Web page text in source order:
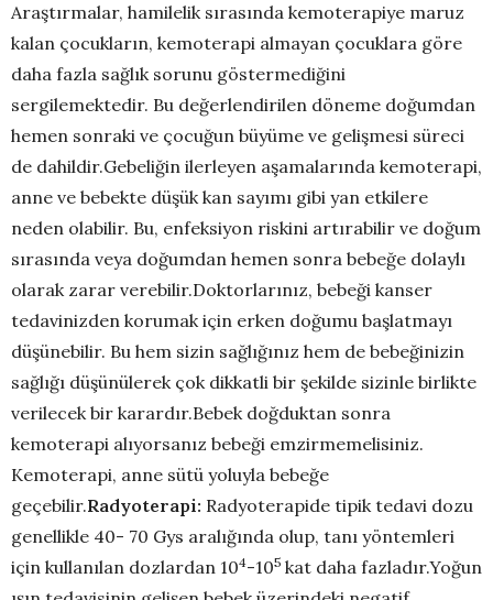
Araştırmalar, hamilelik sırasında kemoterapiye maruz
kalan çocukların, kemoterapi almayan çocuklara göre
daha fazla sağlık sorunu göstermediğini
sergilemektedir. Bu değerlendirilen döneme doğumdan
hemen sonraki ve çocuğun büyüme ve gelişmesi süreci
de dahildir.Gebeliğin ilerleyen aşamalarında kemoterapi,
anne ve bebekte düşük kan sayımı gibi yan etkilere
neden olabilir. Bu, enfeksiyon riskini artırabilir ve doğum
sırasında veya doğumdan hemen sonra bebeğe dolaylı
olarak zarar verebilir.Doktorlarınız, bebeği kanser
tedavinizden korumak için erken doğumu başlatmayı
düşünebilir. Bu hem sizin sağlığınız hem de bebeğinizin
sağlığı düşünülerek çok dikkatli bir şekilde sizinle birlikte
verilecek bir karardır.Bebek doğduktan sonra
kemoterapi alıyorsanız bebeği emzirmemelisiniz.
Kemoterapi, anne sütü yoluyla bebeğe
geçebilir.Radyoterapi: Radyoterapide tipik tedavi dozu
genellikle 40- 70 Gys aralığında olup, tanı yöntemleri
için kullanılan dozlardan 104-105 kat daha fazladır.Yoğun